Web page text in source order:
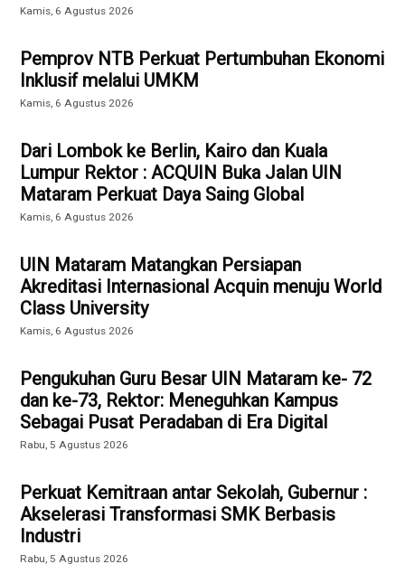
Kamis, 6 Agustus 2026
Pemprov NTB Perkuat Pertumbuhan Ekonomi
Inklusif melalui UMKM
Kamis, 6 Agustus 2026
Dari Lombok ke Berlin, Kairo dan Kuala
Lumpur Rektor : ACQUIN Buka Jalan UIN
Mataram Perkuat Daya Saing Global
Kamis, 6 Agustus 2026
UIN Mataram Matangkan Persiapan
Akreditasi Internasional Acquin menuju World
Class University
Kamis, 6 Agustus 2026
Pengukuhan Guru Besar UIN Mataram ke- 72
dan ke-73, Rektor: Meneguhkan Kampus
Sebagai Pusat Peradaban di Era Digital
Rabu, 5 Agustus 2026
Perkuat Kemitraan antar Sekolah, Gubernur :
Akselerasi Transformasi SMK Berbasis
Industri
Rabu, 5 Agustus 2026